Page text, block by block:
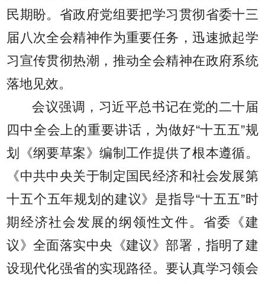
民期盼。省政府党组要把学习贯彻省委十三
届八次全会精神作为重要任务，迅速掀起学
习宣传贯彻热潮，推动全会精神在政府系统
落地见效。
会议强调，习近平总书记在党的二十届
四中全会上的重要讲话，为做好“十五五”规
划《纲要草案》编制工作提供了根本遵循。
《中共中央关于制定国民经济和社会发展第
十五个五年规划的建议》是指导“十五五”时
期经济社会发展的纲领性文件。省委《建
议》全面落实中央《建议》部署，指明了建
设现代化强省的实现路径。要认真学习领会